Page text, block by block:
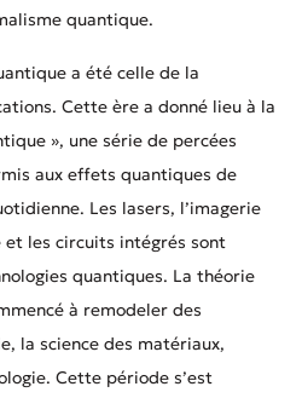
quantique.
a été celle de la
Cette ère a donné lieu à la
», une série de percées
aux effets quantiques de
Les lasers, l’imagerie
et les circuits intégrés sont
quantiques. La théorie
à remodeler des
la science des matériaux,
Cette période s’est